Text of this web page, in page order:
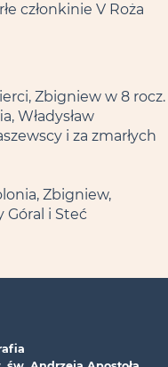
członkinie V Roża
Zbigniew w 8 rocz.
Władysław
i za zmarłych
Zbigniew,
Góral i Steć